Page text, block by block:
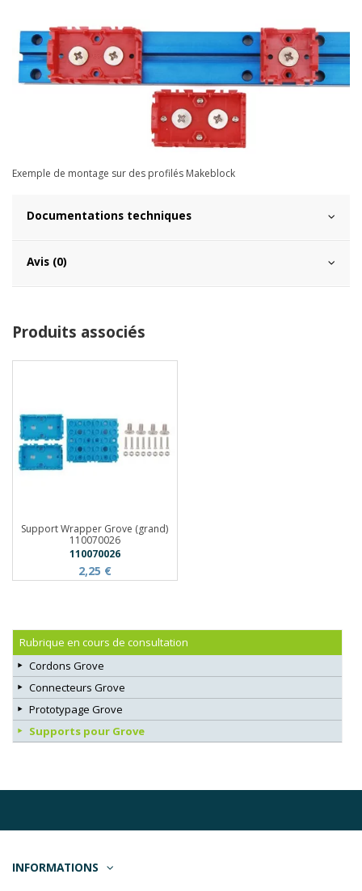
Exemple de montage sur des profilés Makeblock
Documentations techniques
Avis (0)
Produits associés
Support Wrapper Grove (grand)
110070026
110070026
2,25 €
Rubrique en cours de consultation
Cordons Grove
Connecteurs Grove
Prototypage Grove
Supports pour Grove
INFORMATIONS